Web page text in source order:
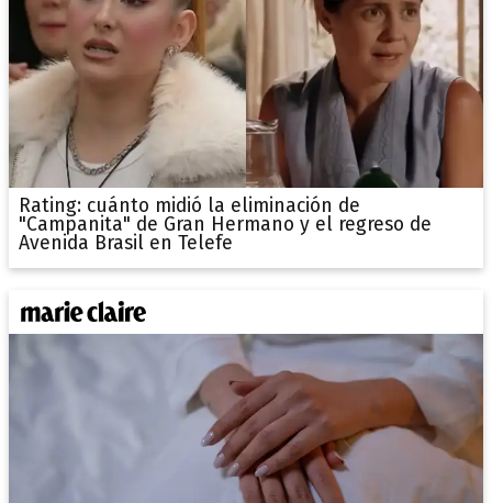
Rating: cuánto midió la eliminación de
"Campanita" de Gran Hermano y el regreso de
Avenida Brasil en Telefe